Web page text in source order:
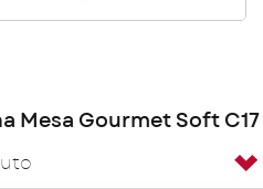
Mesa Gourmet Soft C17